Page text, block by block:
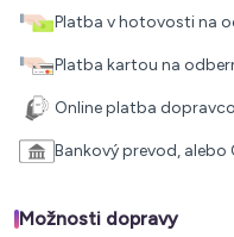
Platba v hotovosti na
Platba kartou na
Online platba
Bankový prevod, alebo
Možnosti dopravy